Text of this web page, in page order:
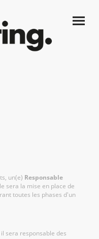
un(e) Responsable
sera la mise en place de
toutes les phases d'un
sera responsable des